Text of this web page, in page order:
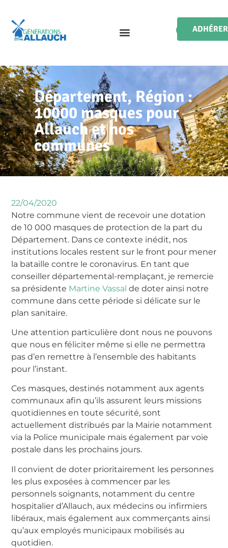
ADHÉRER
Département, Région :
10000 masques pour
Allauch et nos
communes
22/04/2020
Notre commune vient de recevoir une dotation
de 10 000 masques de protection de la part du
Département. Dans ce contexte inédit, nos
institutions locales restent sur le front pour mener
la bataille contre le coronavirus. En tant que
conseiller départemental-remplaçant, je remercie
sa présidente Martine Vassal de doter ainsi notre
commune dans cette période si délicate sur le
plan sanitaire.
Une attention particulière dont nous ne pouvons
que nous en féliciter même si elle ne permettra
pas d’en remettre à l’ensemble des habitants
pour l’instant.
Ces masques, destinés notamment aux agents
communaux afin qu’ils assurent leurs missions
quotidiennes en toute sécurité, sont
actuellement distribués par la Mairie notamment
via la Police municipale mais également par voie
postale dans les prochains jours.
Il convient de doter prioritairement les personnes
les plus exposées à commencer par les
personnels soignants, notamment du centre
hospitalier d’Allauch, aux médecins ou infirmiers
libéraux, mais également aux commerçants ainsi
qu’aux employés municipaux mobilisés au
quotidien.